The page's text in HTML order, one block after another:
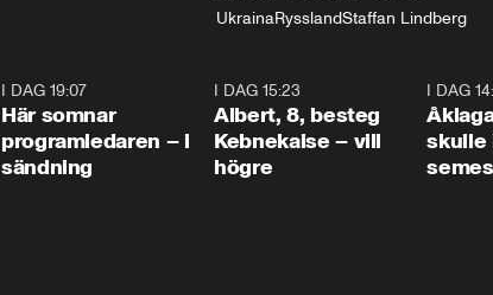
UkrainaRysslandStaffan Lindberg
I DAG 19:07
Här somnar
programledaren – i
sändning
I DAG 15:23
Albert, 8, besteg
Kebnekaise – vill
högre
I DAG
skulle